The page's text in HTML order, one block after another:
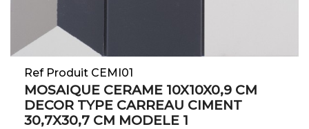
Ref Produit CEMI01
MOSAIQUE CERAME 10X10X0,9 CM
DECOR TYPE CARREAU CIMENT
30,7X30,7 CM MODELE 1